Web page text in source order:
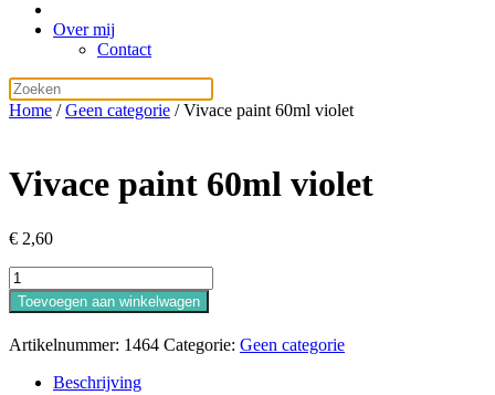
Over mij
Contact
Home /Geen categorie / Vivace paint 60ml violet
Vivace paint 60ml violet
€ 2,60
Vivace
paint
60ml
violet
aantal
Toevoegen aan winkelwagen
Artikelnummer: 1464 Categorie: Geen categorie
Beschrijving